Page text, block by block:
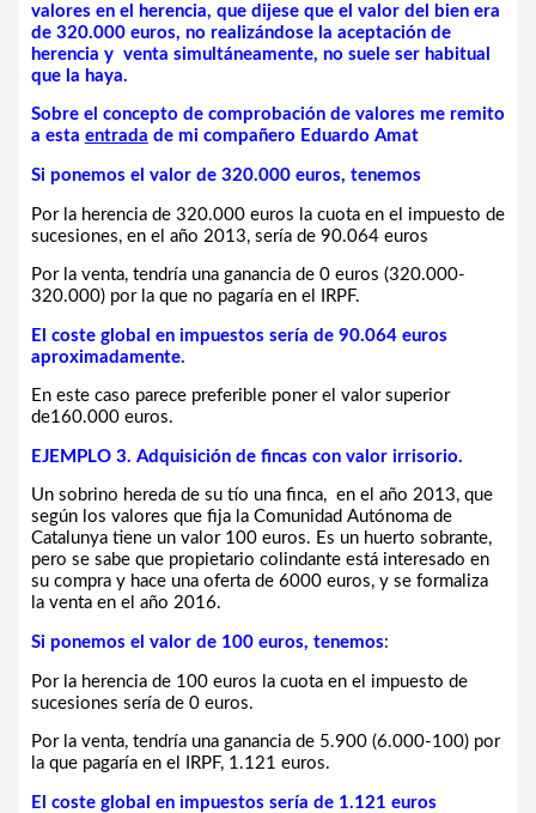
valores en el herencia, que dijese que el valor del bien era
de 320.000 euros, no realizándose la aceptación de
herencia y venta simultáneamente, no suele ser habitual
que la haya.
Sobre el concepto de comprobación de valores me remito
a esta entrada de mi compañero Eduardo Amat
Si ponemos el valor de 320.000 euros, tenemos
Por la herencia de 320.000 euros la cuota en el impuesto de
sucesiones, en el año 2013, sería de 90.064 euros
Por la venta, tendría una ganancia de 0 euros (320.000-
320.000) por la que no pagaría en el IRPF.
El coste global en impuestos sería de 90.064 euros
aproximadamente.
En este caso parece preferible poner el valor superior
de160.000 euros.
EJEMPLO 3. Adquisición de fincas con valor irrisorio.
Un sobrino hereda de su tío una finca, en el año 2013, que
según los valores que fija la Comunidad Autónoma de
Catalunya tiene un valor 100 euros. Es un huerto sobrante,
pero se sabe que propietario colindante está interesado en
su compra y hace una oferta de 6000 euros, y se formaliza
la venta en el año 2016.
Si ponemos el valor de 100 euros, tenemos:
Por la herencia de 100 euros la cuota en el impuesto de
sucesiones sería de 0 euros.
Por la venta, tendría una ganancia de 5.900 (6.000-100) por
la que pagaría en el IRPF, 1.121 euros.
El coste global en impuestos sería de 1.121 euros